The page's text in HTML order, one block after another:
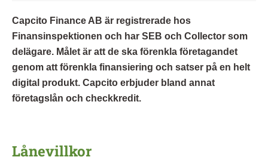
Capcito Finance AB är registrerade hos
Finansinspektionen och har SEB och Collector som
delägare. Målet är att de ska förenkla företagandet
genom att förenkla finansiering och satser på en helt
digital produkt. Capcito erbjuder bland annat
företagslån och checkkredit.
Lånevillkor